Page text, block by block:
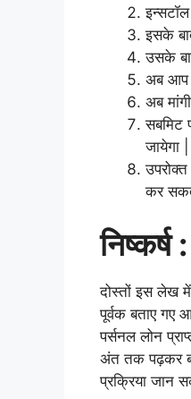
इसके
उसके
अब आप
अब
सबमिट
जायेगा |
कर
निष्कर्ष :
दोस्तों इस लेख
पूर्वक बताए
पर्सनल लोन
अंत तक पढ़कर
प्रक्रिया जान